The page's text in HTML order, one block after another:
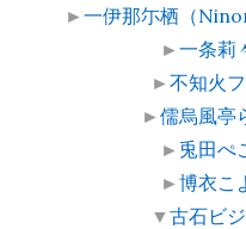
►一伊那尓栖（
►一条莉
►不知火
►儒烏風亭
► 兎田ぺ
►博衣こ
▼古石ビ